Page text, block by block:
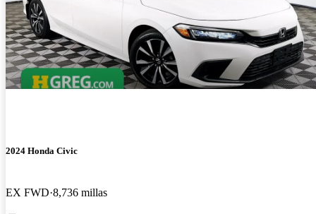
2024 Honda Civic
EX FWD 8,736 millas